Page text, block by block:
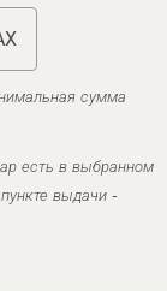
сумма
есть в выбранном
выдачи -